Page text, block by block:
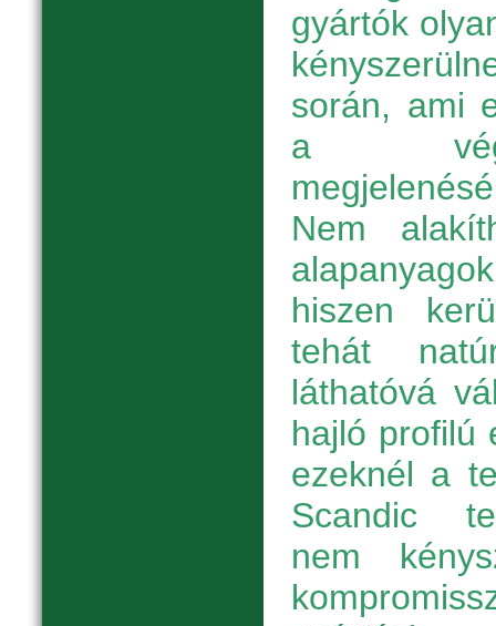
gyártók
során, ami
a
Nem
hiszen
tehát
láthatóvá
hajló profilú
ezeknél a
Scandic
nem